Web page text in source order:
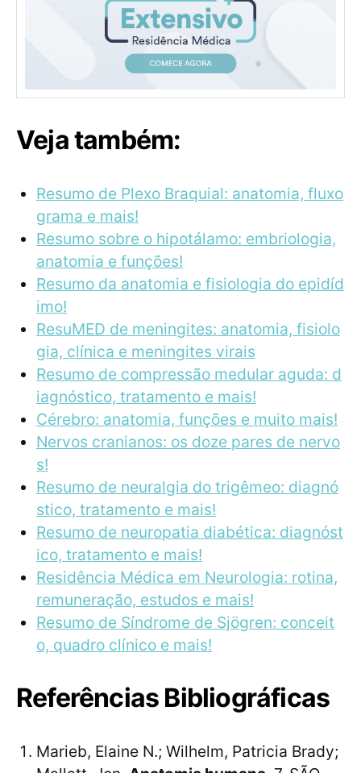
Veja também:
Resumo de Plexo Braquial: anatomia, fluxo
grama e mais!
Resumo sobre o hipotálamo: embriologia,
anatomia e funções!
Resumo da anatomia e fisiologia do epidíd
imo!
ResuMED de meningites: anatomia, fisiolo
gia, clínica e meningites virais
Resumo de compressão medular aguda: d
iagnóstico, tratamento e mais!
Cérebro: anatomia, funções e muito mais!
Nervos cranianos: os doze pares de nervo
s!
Resumo de neuralgia do trigêmeo: diagnó
stico, tratamento e mais!
Resumo de neuropatia diabética: diagnóst
ico, tratamento e mais!
Residência Médica em Neurologia: rotina,
remuneração, estudos e mais!
Resumo de Síndrome de Sjögren: conceit
o, quadro clínico e mais!
Referências Bibliográficas
Marieb, Elaine N.; Wilhelm, Patricia Brady;